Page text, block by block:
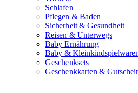
Schlafen
Pflegen & Baden
Sicherheit & Gesundheit
Reisen & Unterwegs
Baby Ernährung
Baby &
Geschenksets
Geschenkkarten &